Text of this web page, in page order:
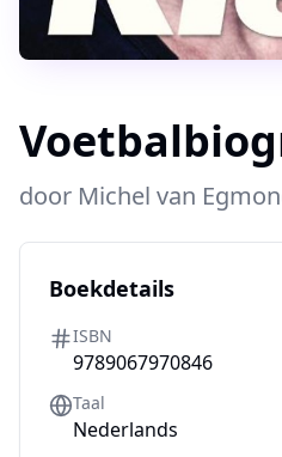
door Michel van
Boekdetails
ISBN
9789067970846
Taal
Nederlands